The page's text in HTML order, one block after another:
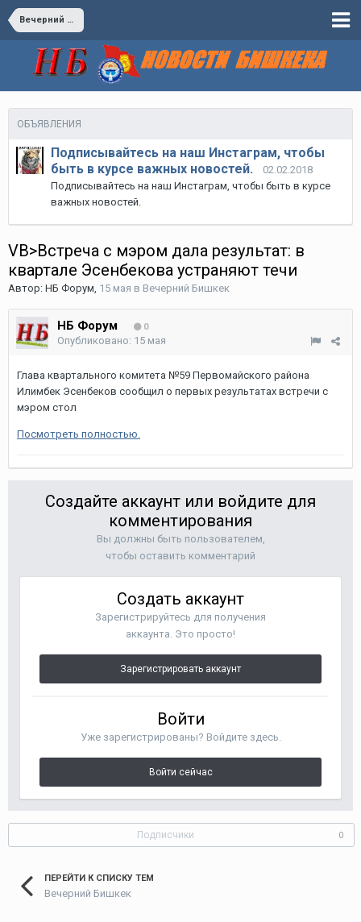
Вечерний Бишкек
ОБЪЯВЛЕНИЯ
Подписывайтесь на наш Инстаграм, чтобы
быть в курсе важных новостей.
02.02.2018
Подписывайтесь на наш Инстаграм, чтобы быть в курсе
важных новостей.
VB>Встреча с мэром дала результат: в
квартале Эсенбекова устраняют течи
Автор: НБ Форум, 15 мая в Вечерний Бишкек
НБ Форум 0
Опубликовано: 15 мая
Глава квартального комитета №59 Первомайского района
Илимбек Эсенбеков сообщил о первых результатах встречи с
мэром стол
Посмотреть полностью.
Создайте аккаунт или войдите для
комментирования
Вы должны быть пользователем,
чтобы оставить комментарий
Создать аккаунт
Зарегистрируйтесь для получения
аккаунта. Это просто!
Зарегистрировать аккаунт
Войти
Уже зарегистрированы? Войдите здесь.
Войти сейчас
Подписчики 0
ПЕРЕЙТИ К СПИСКУ ТЕМ
Вечерний Бишкек